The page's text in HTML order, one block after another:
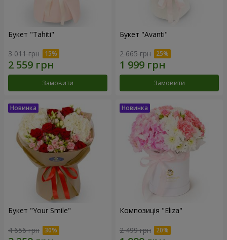
Букет "Tahiti"
3 011 грн
Замовити
Букет "Avanti"
2 665 грн
Замовити
Букет "Your Smile"
4 656 грн
Композиція "Eliza"
2 499 грн